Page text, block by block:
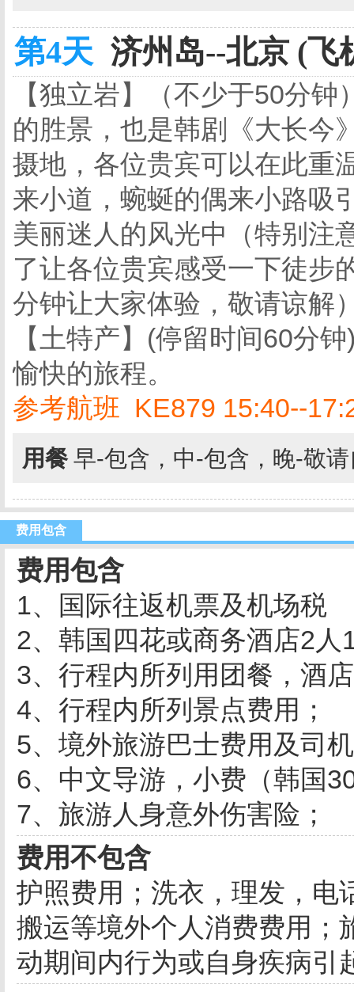
第4天 济州岛--北京 (飞
【独立岩】（不少于50分
的胜景，也是韩剧《大长今
摄地，各位贵宾可以在此重
来小道，蜿蜒的偶来小路吸
美丽迷人的风光中（特别注
了让各位贵宾感受一下徒步
分钟让大家体验，敬请谅解
【土特产】(停留时间60分
愉快的旅程。
参考航班 KE879 15:40--
用餐 早-包含，中-包含，晚-敬
费用包含
费用包含
1、国际往返机票及机场税
2、韩国四花或商务酒店2人
3、行程内所列用团餐，酒
4、行程内所列景点费用；
5、境外旅游巴士费用及司
6、中文导游，小费（韩国
7、旅游人身意外伤害险；
费用不包含
护照费用；洗衣，理发，电
搬运等境外个人消费费用；
动期间内行为或自身疾病